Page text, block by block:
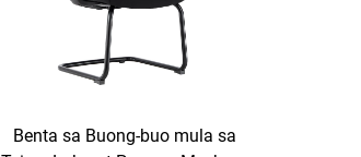
Benta sa Buong-buo mula sa